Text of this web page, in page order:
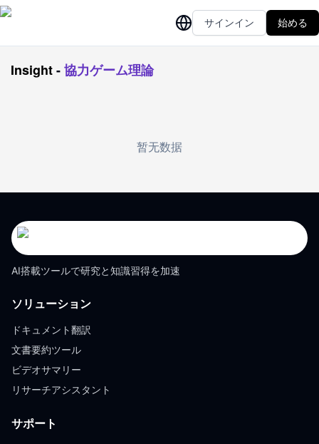
サインイン 始める
Insight-協力ゲーム理論
暂无数据
AI搭載ツールで研究と知識習得を加速
ソリューション
ドキュメント翻訳
文書要約ツール
ビデオサマリー
リサーチアシスタント
サポート